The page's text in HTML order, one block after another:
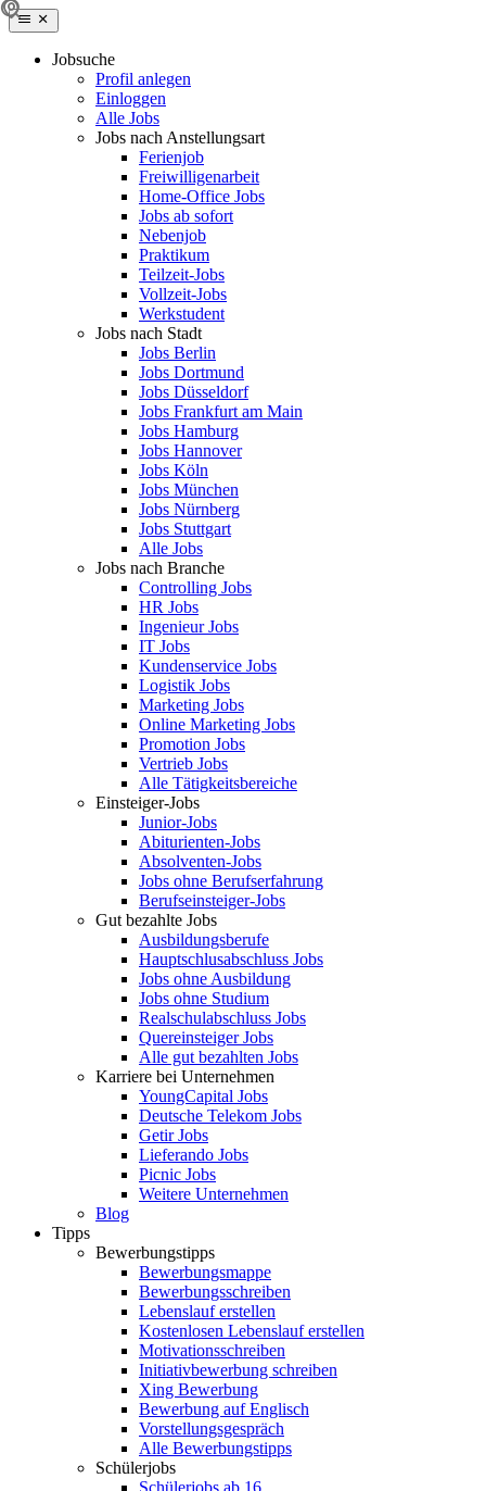
Jobsuche
Profil anlegen
Einloggen
Alle Jobs
Jobs nach Anstellungsart
Ferienjob
Freiwilligenarbeit
Home-Office Jobs
Jobs ab sofort
Nebenjob
Praktikum
Teilzeit-Jobs
Vollzeit-Jobs
Werkstudent
Jobs nach Stadt
Jobs Berlin
Jobs Dortmund
Jobs Düsseldorf
Jobs Frankfurt am Main
Jobs Hamburg
Jobs Hannover
Jobs Köln
Jobs München
Jobs Nürnberg
Jobs Stuttgart
Alle Jobs
Jobs nach Branche
Controlling Jobs
HR Jobs
Ingenieur Jobs
IT Jobs
Kundenservice Jobs
Logistik Jobs
Marketing Jobs
Online Marketing Jobs
Promotion Jobs
Vertrieb Jobs
Alle Tätigkeitsbereiche
Einsteiger-Jobs
Junior-Jobs
Abiturienten-Jobs
Absolventen-Jobs
Jobs ohne Berufserfahrung
Berufseinsteiger-Jobs
Gut bezahlte Jobs
Ausbildungsberufe
Hauptschlusabschluss Jobs
Jobs ohne Ausbildung
Jobs ohne Studium
Realschulabschluss Jobs
Quereinsteiger Jobs
Alle gut bezahlten Jobs
Karriere bei Unternehmen
YoungCapital Jobs
Deutsche Telekom Jobs
Getir Jobs
Lieferando Jobs
Picnic Jobs
Weitere Unternehmen
Blog
Tipps
Bewerbungstipps
Bewerbungsmappe
Bewerbungsschreiben
Lebenslauf erstellen
Kostenlosen Lebenslauf erstellen
Motivationsschreiben
Initiativbewerbung schreiben
Xing Bewerbung
Bewerbung auf Englisch
Vorstellungsgespräch
Alle Bewerbungstipps
Schülerjobs
Schülerjobs ab 16